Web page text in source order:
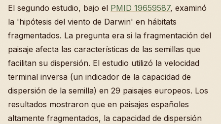
El segundo estudio, bajo el PMID 19659587, examinó
la 'hipótesis del viento de Darwin' en hábitats
fragmentados. La pregunta era si la fragmentación del
paisaje afecta las características de las semillas que
facilitan su dispersión. El estudio utilizó la velocidad
terminal inversa (un indicador de la capacidad de
dispersión de la semilla) en 29 paisajes europeos. Los
resultados mostraron que en paisajes españoles
altamente fragmentados, la capacidad de dispersión